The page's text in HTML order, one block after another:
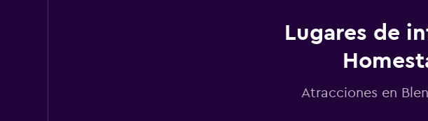
Lugares de
Atracciones en